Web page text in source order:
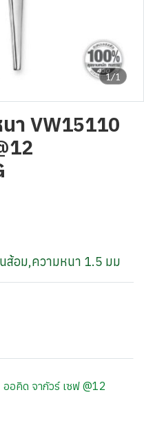
1/1
า VW15110
ส้อม,ความหนา 1.5 มม
อคิด จากัวร์ เซฟ @12